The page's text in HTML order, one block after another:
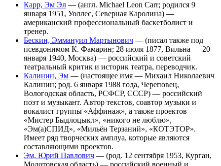
Карр, Эм Эл — (англ. Michael Leon Carr; родился 9
января 1951, Уоллес, Северная Каролина) —
американский профессиональный баскетболист и
тренер.
Бескин, Эммануил Мартынович — (писал также под
псевдонимом К. Фамарин; 28 июля 1877, Вильна — 20
января 1940, Москва) — российский и советский
театральный критик и историк театра, переводчик.
Калинин, Эм — (настоящее имя — Михаил Николаевич
Калинин; род. 6 января 1988 года, Череповец,
Вологодская область, РСФСР, СССР) — российский
поэт и музыкант. Автор текстов, соавтор музыки и
вокалист группы «Аффинаж», а также проектов
«Мистер Быдлоцыкл», «никого не люблю»,
«Эм(а)СПИД», «Мильён Терзаний», «КОТЭТОР».
Имеет ряд творческих амплуа, которые являются
составляющими проектов.
Эм, Юрий Павлович — (род. 12 сентября 1953, Курган,